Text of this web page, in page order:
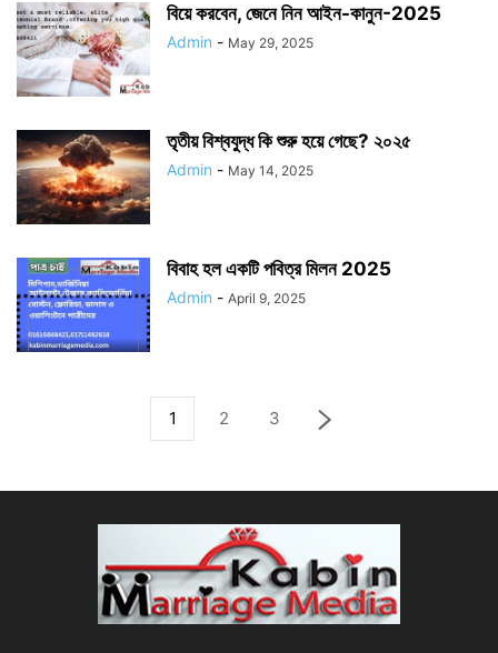
বিয়ে করবেন, জেনে নিন আইন-কানুন-2025
Admin - May 29, 2025
তৃতীয় বিশ্বযুদ্ধ কি শুরু হয়ে গেছে? ২০২৫
Admin - May 14, 2025
বিবাহ হল একটি পবিত্র মিলন 2025
Admin - April 9, 2025
1 2 3